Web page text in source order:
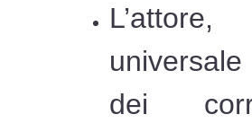
L’attore,
dei